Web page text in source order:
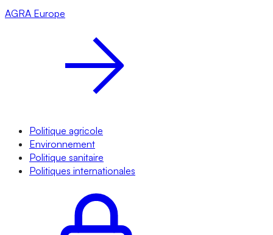
AGRA Europe
Politique agricole
Environnement
Politique sanitaire
Politiques internationales